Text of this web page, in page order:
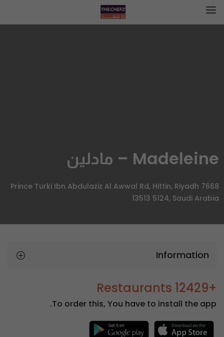
Madeleine – مادلين
7668 Prince Turki Ibn Abdulaziz Al Awwal Rd, Hittin, Riyadh
13513 5124, Saudi Arabia
Information
+12429 Restaurants
To order this, You have to install the app.